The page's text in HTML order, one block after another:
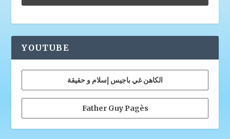
YOUTUBE
الكاهن غي باجيس إسلام و حقيقة
Father Guy Pagès